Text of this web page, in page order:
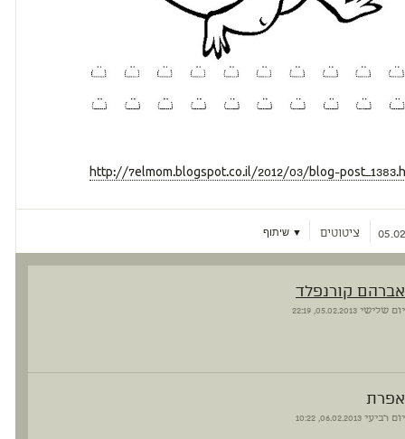
http://7elmom.blogspot.co.il/2012/03/blog-
ציטוטים ▼ שיתוף
אברהם קורנפלד
יום שלישי
אפרת
יום רביעי